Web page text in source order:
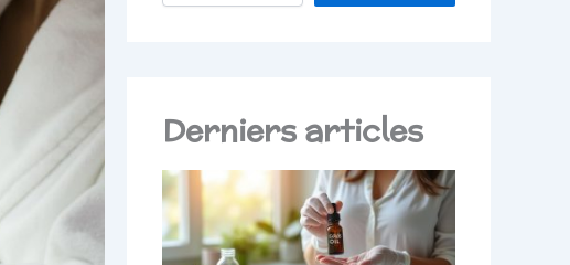
Derniers articles